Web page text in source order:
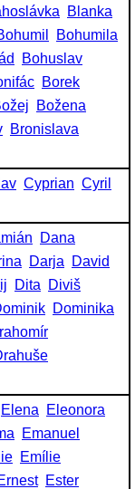
Blanka
Bohumila
Bohuslav
Borek
Božena
Bronislava
Cyprian Cyril
Dana
Darja
David
Dita
Diviš
Dominika
Elena
Eleonora
Emanuel
Emílie
Ester